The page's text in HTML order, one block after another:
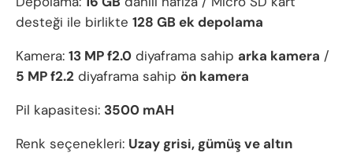
desteği ile birlikte 128 GB ek depolama
Kamera: 13 MP f2.0 diyaframa sahip arka kamera /
5 MP f2.2 diyaframa sahip ön kamera
Pil kapasitesi: 3500 mAH
Renk seçenekleri: Uzay grisi, gümüş ve altın